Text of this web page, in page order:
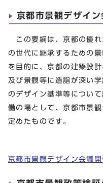
京都市景観デザイン
この要綱は、京都の優れ
の世代に継承するための
を目的に、京都の建築設
及び景観等に造詣が深い
のデザイン基準等につい
働の場として、京都市景
定めたものです。
京都市景観デザイン会議開